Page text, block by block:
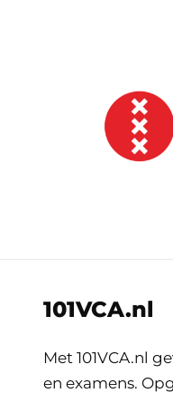
101VCA.nl
Met 101VCA.nl
en examens.